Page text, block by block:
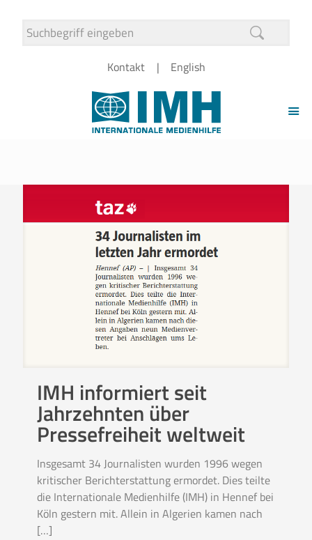
Kontakt English
IMH informiert seit
Jahrzehnten über
Pressefreiheit weltweit
Insgesamt 34 Journalisten wurden 1996 wegen
kritischer Berichterstattung ermordet. Dies teilte
die Internationale Medienhilfe (IMH) in Hennef bei
Köln gestern mit. Allein in Algerien kamen nach
[…]